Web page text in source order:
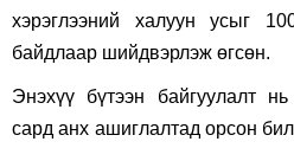
хэрэглээний халуун усыг
байдлаар шийдвэрлэж өгсөн.
Энэхүү бүтээн байгуулалт
сард анх ашиглалтад орсон